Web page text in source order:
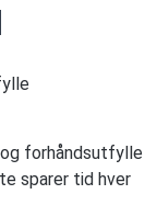
forhåndsutfylle
sparer tid hver